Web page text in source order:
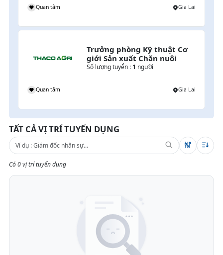
Quan tâm Gia Lai
Trưởng phòng Kỹ thuật Cơ
giới Sản xuất Chăn nuôi
Số lượng tuyển : 1 người
Quan tâm Gia Lai
TẤT CẢ VỊ TRÍ TUYỂN DỤNG
Có 0 vị trí tuyển dụng